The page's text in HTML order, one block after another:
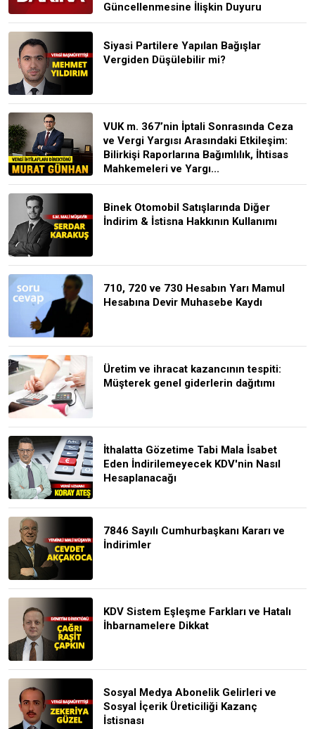
Güncellenmesine İlişkin Duyuru
Siyasi Partilere Yapılan Bağışlar
Vergiden Düşülebilir mi?
VUK m. 367’nin İptali Sonrasında Ceza
ve Vergi Yargısı Arasındaki Etkileşim:
Bilirkişi Raporlarına Bağımlılık, İhtisas
Mahkemeleri ve Yargı...
Binek Otomobil Satışlarında Diğer
İndirim & İstisna Hakkının Kullanımı
710, 720 ve 730 Hesabın Yarı Mamul
Hesabına Devir Muhasebe Kaydı
Üretim ve ihracat kazancının tespiti:
Müşterek genel giderlerin dağıtımı
İthalatta Gözetime Tabi Mala İsabet
Eden İndirilemeyecek KDV'nin Nasıl
Hesaplanacağı
7846 Sayılı Cumhurbaşkanı Kararı ve
İndirimler
KDV Sistem Eşleşme Farkları ve Hatalı
İhbarnamelere Dikkat
Sosyal Medya Abonelik Gelirleri ve
Sosyal İçerik Üreticiliği Kazanç
İstisnası